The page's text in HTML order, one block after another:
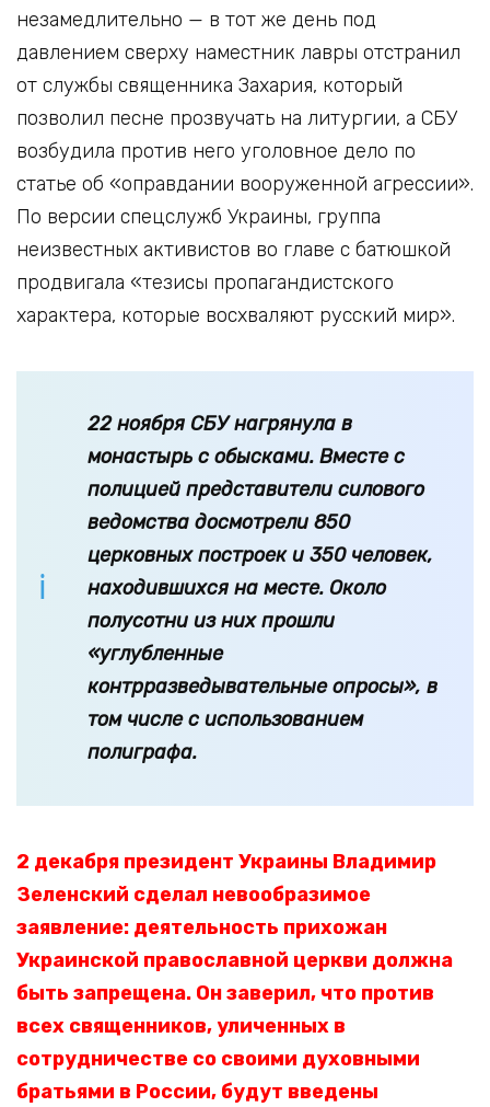
незамедлительно — в тот же день под
давлением сверху наместник лавры отстранил
от службы священника Захария, который
позволил песне прозвучать на литургии, а СБУ
возбудила против него уголовное дело по
статье об «оправдании вооруженной агрессии».
По версии спецслужб Украины, группа
неизвестных активистов во главе с батюшкой
продвигала «тезисы пропагандистского
характера, которые восхваляют русский мир».
22 ноября СБУ нагрянула в
монастырь с обысками. Вместе с
полицией представители силового
ведомства досмотрели 850
церковных построек и 350 человек,
находившихся на месте. Около
полусотни из них прошли
«углубленные
контрразведывательные опросы», в
том числе с использованием
полиграфа.
2 декабря президент Украины Владимир
Зеленский сделал невообразимое
заявление: деятельность прихожан
Украинской православной церкви должна
быть запрещена. Он заверил, что против
всех священников, уличенных в
сотрудничестве со своими духовными
братьями в России, будут введены